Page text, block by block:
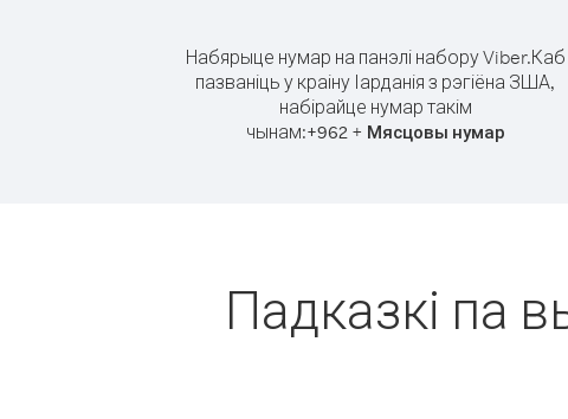
Набярыце нумар на панэлі набору Viber.Каб
пазваніць у краіну Іарданія з рэгіёна ЗША,
набірайце нумар такім
чынам:+962+ Мясцовы нумар
Падказкі па